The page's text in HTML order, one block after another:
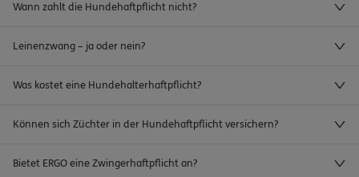
Wann zahlt die Hundehaftpflicht nicht?
Leinenzwang – ja oder nein?
Was kostet eine Hundehalterhaftpflicht?
Können sich Züchter in der Hundehaftpflicht versichern?
Bietet ERGO eine Zwingerhaftpflicht an?